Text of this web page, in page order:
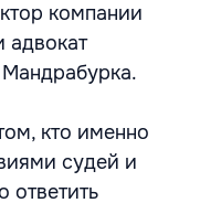
компании
адвокат
кто именно
судей и
ответить